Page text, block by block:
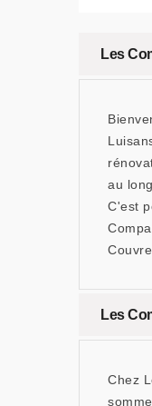
Les
au
C'est
Les
Chez